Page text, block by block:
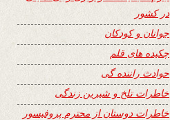
در کشور
جوانان و کودکان
چکیده های قلم
حوادث راننده گی
خاطرات تلخ و شیرین زندگی
خاطرات دوستان از محترم پروفیسور